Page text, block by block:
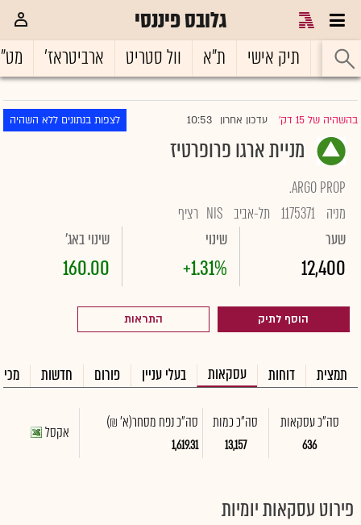
גלובס פיננסי
ראשי תיק אישי ת"א וול סטריט ארביטראז'
בהשהיה של 15 דק' |עדכון אחרון 10:53 לצפות בנתונים ללא השהיה
מניית ארגו פרופרטיז
ARGO PROP.
מניה 1175371 תל-אביב NIS רציף
שער
12,400
שינוי
+1.31%
שינוי באג'
160.00
הוסף לתיק התראות
תמצית דוחות עסקאות בעלי עניין פורום חדשות
סה"כ עסקאות
636
סה"כ כמות
13,157
סה"כ נפח מסחר(א' ₪)
1,619.31
אקסל
פירוט עסקאות יומיות